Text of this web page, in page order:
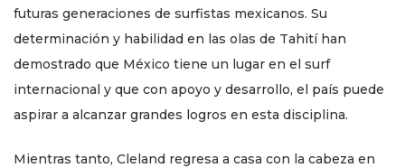
futuras generaciones de surfistas mexicanos. Su
determinación y habilidad en las olas de Tahití han
demostrado que México tiene un lugar en el surf
internacional y que con apoyo y desarrollo, el país puede
aspirar a alcanzar grandes logros en esta disciplina.
Mientras tanto, Cleland regresa a casa con la cabeza en